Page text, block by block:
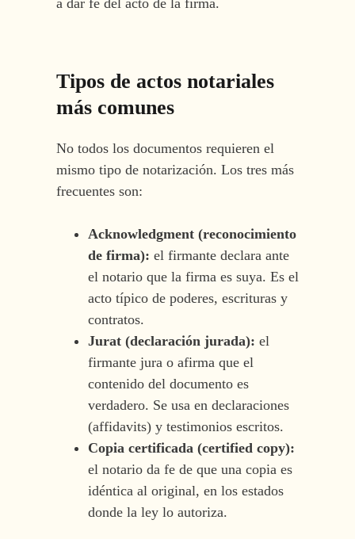
Tipos de actos notariales
más comunes
No todos los documentos requieren el
mismo tipo de notarización. Los tres más
frecuentes son:
Acknowledgment (reconocimiento
de firma): el firmante declara ante
el notario que la firma es suya. Es el
acto típico de poderes, escrituras y
contratos.
Jurat (declaración jurada): el
firmante jura o afirma que el
contenido del documento es
verdadero. Se usa en declaraciones
(affidavits) y testimonios escritos.
Copia certificada (certified copy):
el notario da fe de que una copia es
idéntica al original, en los estados
donde la ley lo autoriza.